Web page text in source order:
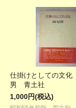
仕掛けとしての文
男 青土社
1,000円(税込)